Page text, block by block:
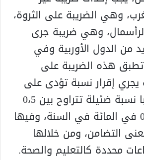
وهي الضريبة على الثروة،
وهي ضريبة جرى
من الدول الأوربية وفي
وتطبق هذه الضريبة على
يجري إقرار نسبة تؤدى على
الثروة، وهي غالبا نسبة ضئيلة تتراوح بين 0،5
في المائة، أو 0،1 في المائة في السنة، وفيها
التضامن، ومن خلالها
محددة كالتعليم والصحة.